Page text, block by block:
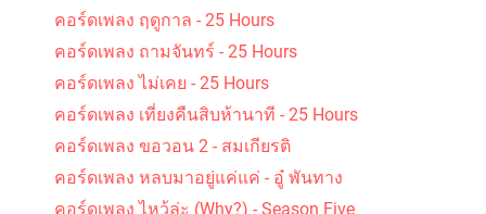
คอร์ดเพลง ฤดูกาล - 25 Hours
คอร์ดเพลง ถามจันทร์ - 25 Hours
คอร์ดเพลง ไม่เคย - 25 Hours
คอร์ดเพลง เที่ยงคืนสิบห้านาที - 25 Hours
คอร์ดเพลง ขอวอน 2 - สมเกียรติ
คอร์ดเพลง หลบมาอยู่แค่แค่ - อู๋ พันทาง
คอร์ดเพลง ไหว้ล่ะ (Why?) - Season Five